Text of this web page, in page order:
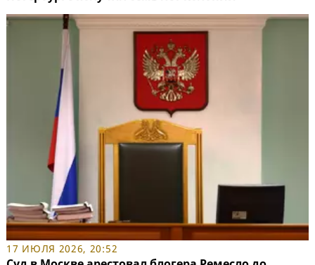
17 ИЮЛЯ 2026, 20:52